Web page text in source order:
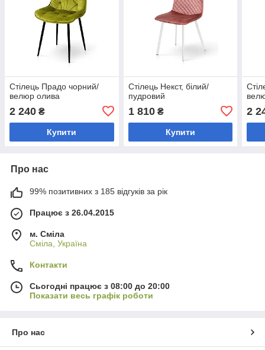
Стілець Прадо чорний/
велюр олива
2 240 ₴
Купити
Стілець Некст, білий/
пудровий
1 810₴
Купити
2
Про нас
99% позитивних з 185 відгуків за рік
Працює з 26.04.2015
м. Сміла
Сміла, Україна
Контакти
Сьогодні працює з 08:00 до 20:00
Показати весь графік роботи
Про нас